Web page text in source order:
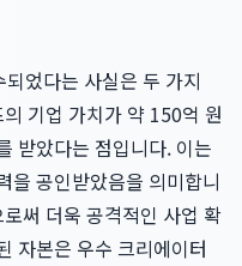
었다는 사실은 두 가지
기업 가치가 약 150억 원
받았다는 점입니다. 이는
을 공인받았음을 의미합니
써 더욱 공격적인 사업 확
자본은 우수 크리에이터